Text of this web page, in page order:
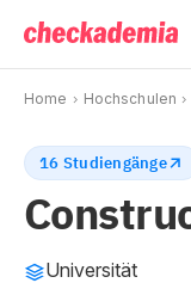
Home Hochschulen
16 Studiengänge
Universität